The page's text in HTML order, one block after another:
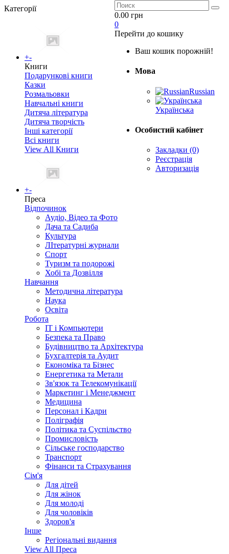
Категорії
+-
Книги
Подарункові книги
Казки
Розмальовки
Навчальні книги
Дитяча література
Дитяча творчість
Інші категорії
Всі книги
View All Книги
+-
Преса
Відпочинок
Аудіо, Відео та Фото
Дача та Садиба
Культура
ЛІтературні журнали
Спорт
Туризм та подорожі
Хобі та Дозвілля
Навчання
Методична література
Наука
Освіта
Робота
IT і Компьютери
Безпека та Право
Будівництво та Архітектура
Бухгалтерія та Аудит
Економіка та Бізнес
Енергетика та Метали
Зв'язок та Телекомунікації
Маркетинг і Менеджмент
Медицина
Персонал і Кадри
Поліграфія
Політика та Суспільство
Промисловість
Сільське господарство
Транспорт
Фінанси та Страхування
Сім'я
Для дітей
Для жінок
Для молоді
Для чоловіків
Здоров'я
Інше
Регіональні видання
View All Преса
0.00 грн
0
Перейти до кошику
Ваш кошик порожній!
Мова
Russian
Українська
Особистий кабінет
Закладки (0)
Реєстрація
Авторизація